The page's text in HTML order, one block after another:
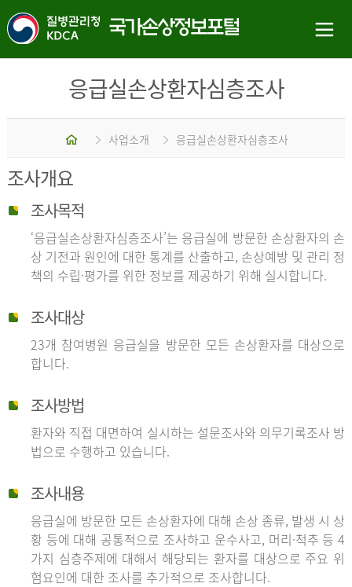
응급실손상환자심층조사
홈 사업소개 응급실손상환자심층조사
조사개요
조사목적
‘응급실손상환자심층조사’는 응급실에 방문한 손상환자의 손
상 기전과 원인에 대한 통계를 산출하고, 손상예방 및 관리 정
책의 수립·평가를 위한 정보를 제공하기 위해 실시합니다.
조사대상
23개 참여병원 응급실을 방문한 모든 손상환자를 대상으로
합니다.
조사방법
환자와 직접 대면하여 실시하는 설문조사와 의무기록조사 방
법으로 수행하고 있습니다.
조사내용
응급실에 방문한 모든 손상환자에 대해 손상 종류, 발생 시 상
황 등에 대해 공통적으로 조사하고 운수사고, 머리·척추 등 4
가지 심층주제에 대해서 해당되는 환자를 대상으로 주요 위
험요인에 대한 조사를 추가적으로 조사합니다.